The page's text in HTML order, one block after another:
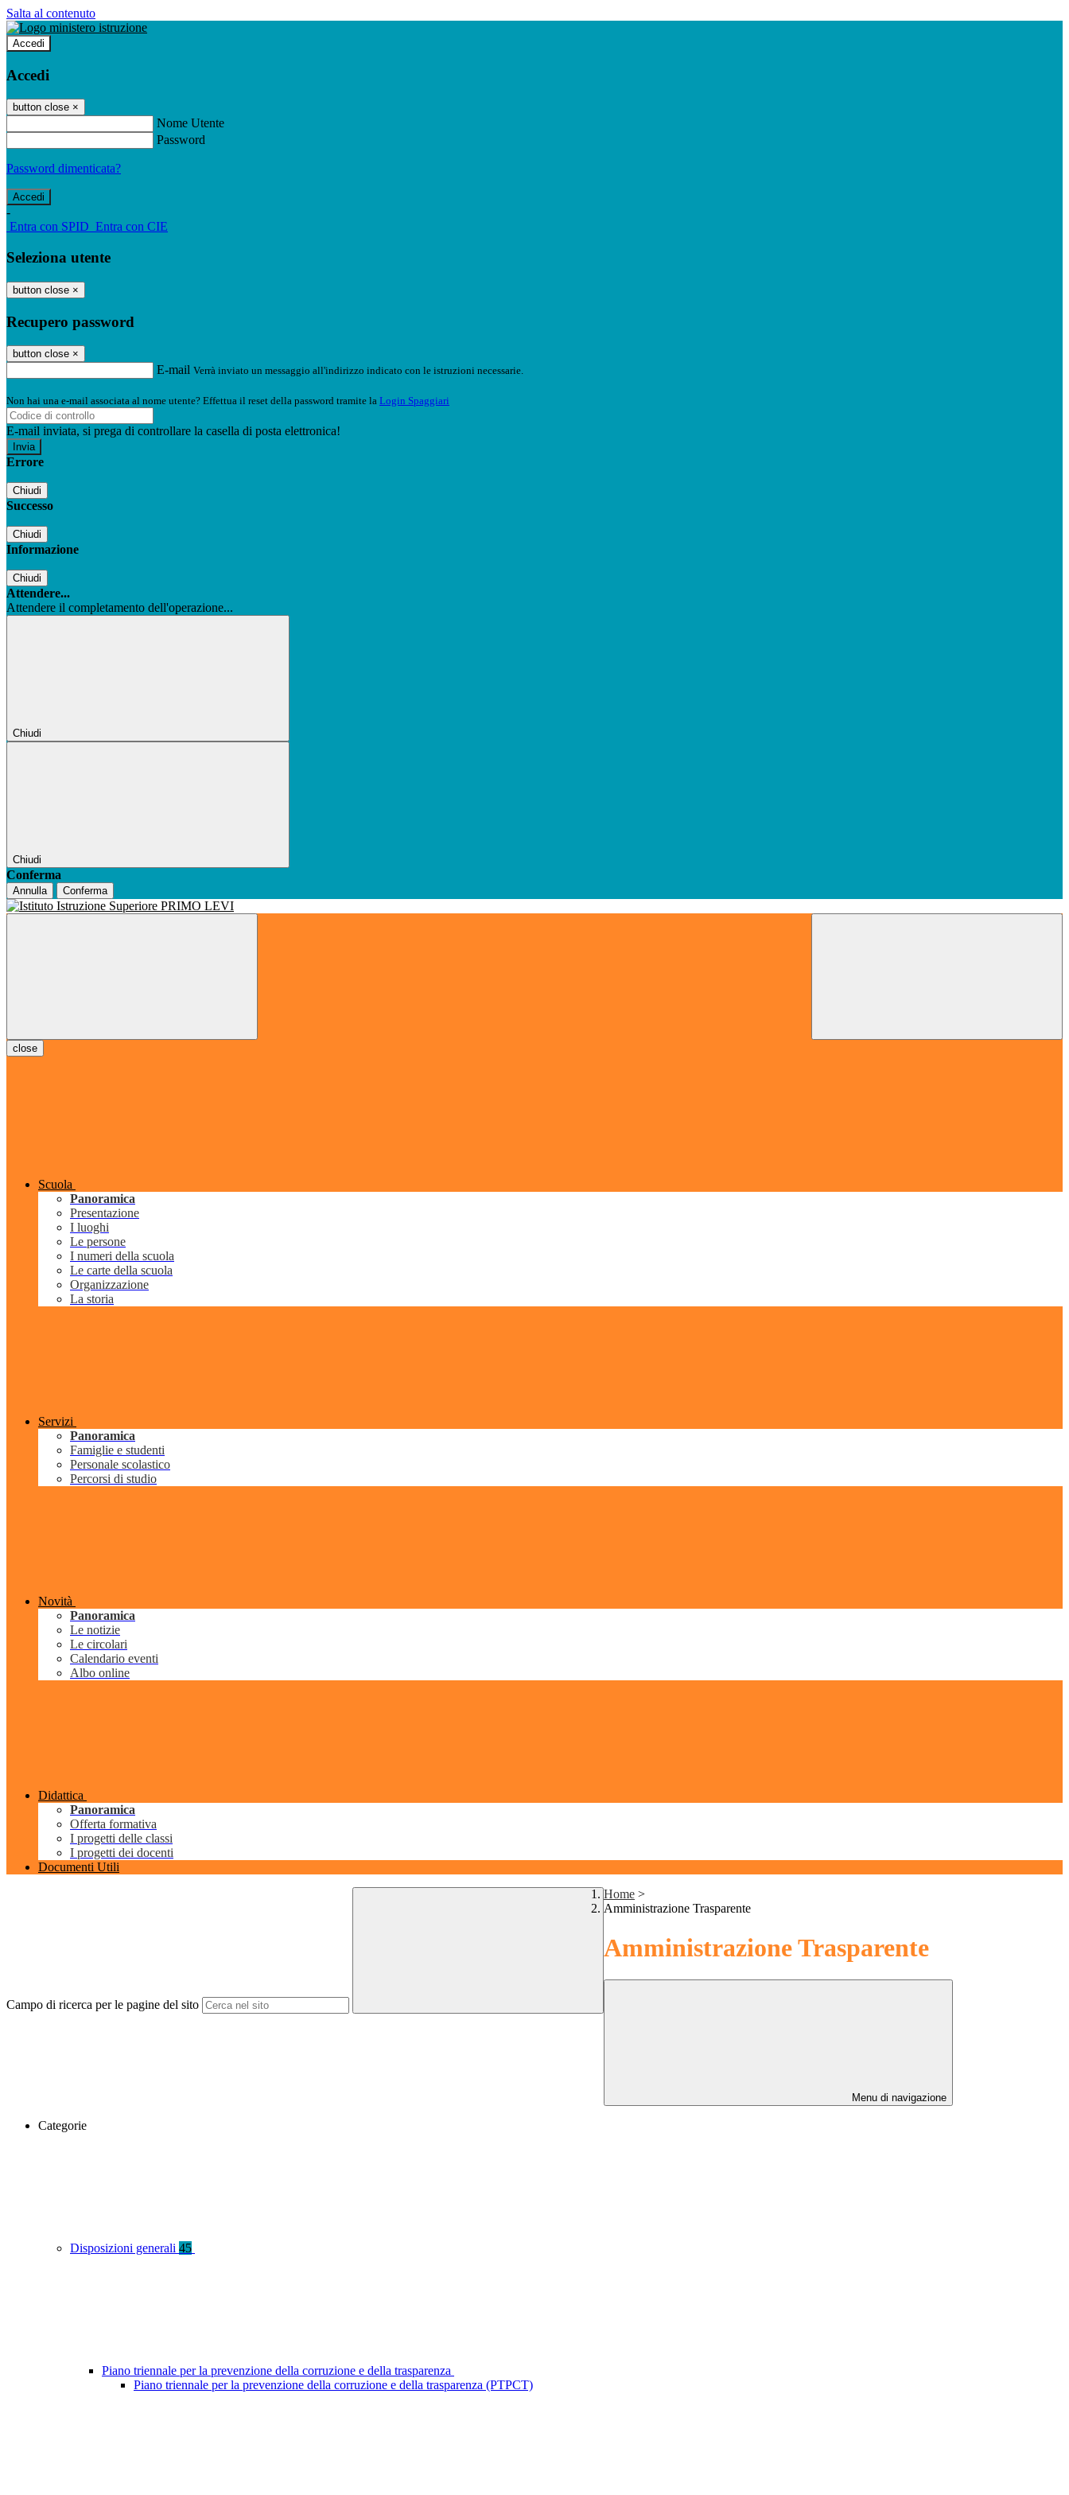
Salta al contenuto
Accedi
Accedi
button close ×
Nome Utente
Password
Password dimenticata?
-
Entra con SPID Entra con CIE
Seleziona utente
button close ×
Recupero password
button close ×
E-mail Verrà inviato un messaggio all'indirizzo indicato con le istruzioni necessarie.
Non hai una e-mail associata al nome utente? Effettua il reset della password tramite la Login Spaggiari
E-mail inviata, si prega di controllare la casella di posta elettronica!
Errore
Chiudi
Successo
Chiudi
Informazione
Chiudi
Attendere...
Attendere il completamento dell'operazione...
Chiudi
Chiudi
Conferma
Annulla Conferma
close
Scuola
Panoramica
Presentazione
I luoghi
Le persone
I numeri della scuola
Le carte della scuola
Organizzazione
La storia
Servizi
Panoramica
Famiglie e studenti
Personale scolastico
Percorsi di studio
Novità
Panoramica
Le notizie
Le circolari
Calendario eventi
Albo online
Didattica
Panoramica
Offerta formativa
I progetti delle classi
I progetti dei docenti
Documenti Utili
Campo di ricerca per le pagine del sito
Home >
Amministrazione Trasparente
Amministrazione Trasparente
Menu di navigazione
Categorie
Disposizioni generali 45
Piano triennale per la prevenzione della corruzione e della trasparenza
Piano triennale per la prevenzione della corruzione e della trasparenza (PTPCT)